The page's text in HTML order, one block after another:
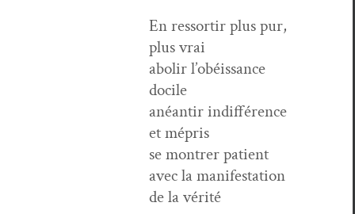
En ressor­tir plus pur,
plus vrai
abolir l’obéis­sance
docile
anéan­tir indif­férence
et mépris
se mon­tr­er patient
avec la man­i­fes­ta­tion
de la vérité